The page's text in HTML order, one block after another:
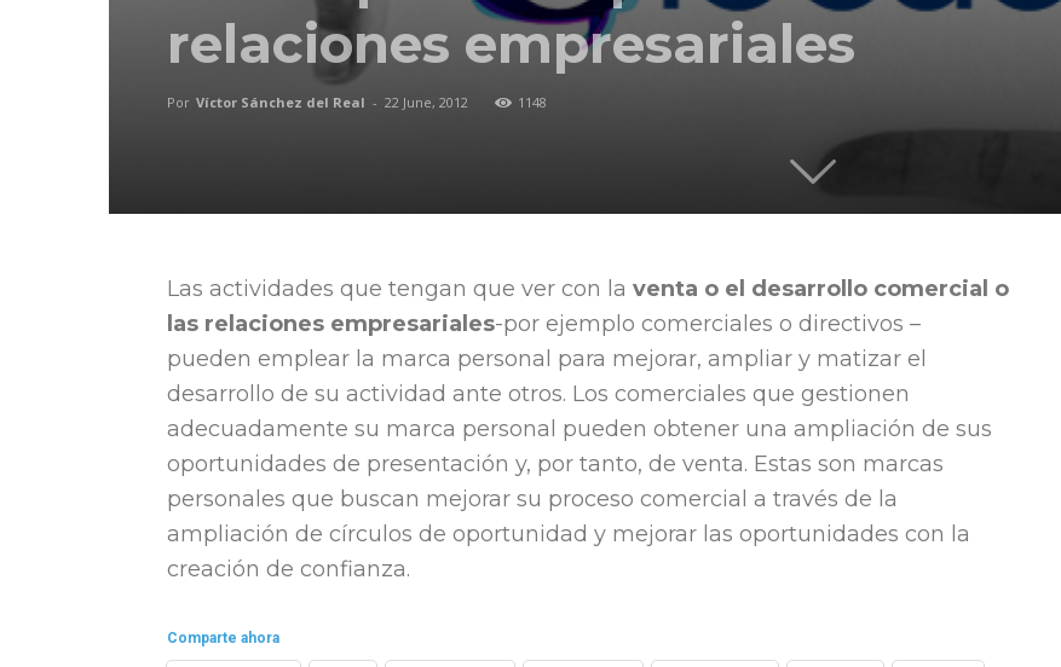
que
quieren
liderar
relaciones empresariales
Por Víctor Sánchez del Real - 22 June, 2012 1148
Las actividades que tengan que ver con la venta o el desarrollo comercial o
las relaciones empresariales-por ejemplo comerciales o directivos –
pueden emplear la marca personal para mejorar, ampliar y matizar el
desarrollo de su actividad ante otros. Los comerciales que gestionen
adecuadamente su marca personal pueden obtener una ampliación de sus
oportunidades de presentación y, por tanto, de venta. Estas son marcas
personales que buscan mejorar su proceso comercial a través de la
ampliación de círculos de oportunidad y mejorar las oportunidades con la
creación de confianza.
Comparte ahora